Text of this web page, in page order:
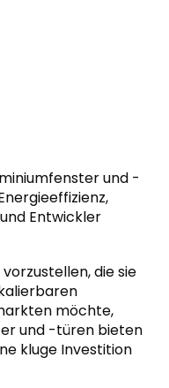
und -
Entwickler
die sie
möchte,
und -türen bieten
kluge Investition